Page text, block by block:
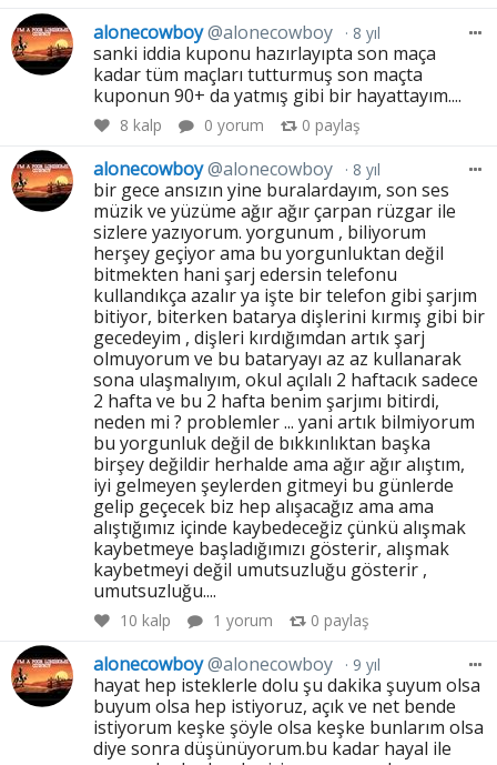
alonecowboy@alonecowboy 8 yıl
sanki iddia kuponu hazırlayıpta son maça
kadar tüm maçları tutturmuş son maçta
kuponun 90+ da yatmış gibi bir hayattayım....
8 kalp 0 yorum 0 paylaş
alonecowboy@alonecowboy 8 yıl
bir gece ansızın yine buralardayım, son ses
müzik ve yüzüme ağır ağır çarpan rüzgar ile
sizlere yazıyorum. yorgunum , biliyorum
herşey geçiyor ama bu yorgunluktan değil
bitmekten hani şarj edersin telefonu
kullandıkça azalır ya işte bir telefon gibi şarjım
bitiyor, biterken batarya dişlerini kırmış gibi bir
gecedeyim , dişleri kırdığımdan artık şarj
olmuyorum ve bu bataryayı az az kullanarak
sona ulaşmalıyım, okul açılalı 2 haftacık sadece
2 hafta ve bu 2 hafta benim şarjımı bitirdi,
neden mi ? problemler ... yani artık bilmiyorum
bu yorgunluk değil de bıkkınlıktan başka
birşey değildir herhalde ama ağır ağır alıştım,
iyi gelmeyen şeylerden gitmeyi bu günlerde
gelip geçecek biz hep alışacağız ama ama
alıştığımız içinde kaybedeceğiz çünkü alışmak
kaybetmeye başladığımızı gösterir, alışmak
kaybetmeyi değil umutsuzluğu gösterir ,
umutsuzluğu....
10 kalp 1 yorum 0 paylaş
alonecowboy@alonecowboy 9 yıl
hayat hep isteklerle dolu şu dakika şuyum olsa
buyum olsa hep istiyoruz, açık ve net bende
istiyorum keşke şöyle olsa keşke bunlarım olsa
diye sonra düşünüyorum.bu kadar hayal ile